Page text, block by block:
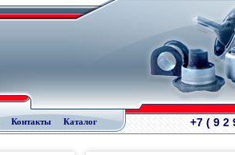
Контакты Каталог +7 ( 9 2